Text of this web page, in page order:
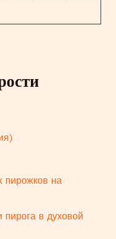
пирожков на
в духовой